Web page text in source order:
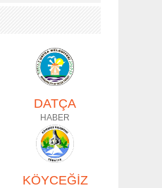
DATÇA
HABER
KÖYCEĞİZ